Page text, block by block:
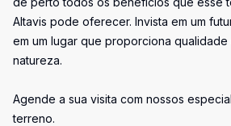
Altavis pode oferecer. Invista em um
em um lugar que proporciona
natureza.
Agende a sua visita com nossos
terreno.